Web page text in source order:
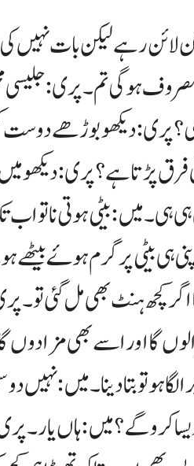
رہے لیکن بات نہیں
ہو گی تم۔ پری:جلیسی
پری:دیکھو بوڑھے
پڑتا ہے؟ پری:دیکھو
میں:بیٹی ہوتی نا تو اب
ہی بیٹی پر گرم ہوۓ
کچھ ہنٹ بھی مل گئی تو۔
لوں گا اور اسے بھی مزا
ہو تو بتا دینا۔ میں:نہیں
کرو گے؟ میں:ہاں یار۔